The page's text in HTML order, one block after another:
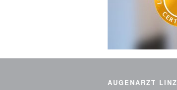
AUGENARZT LINZ